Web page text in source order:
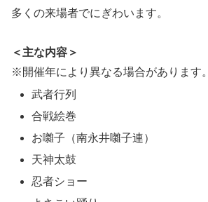
多くの来場者でにぎわいます。
＜主な内容＞
※開催年により異なる場合があります。
武者行列
合戦絵巻
お囃子（南永井囃子連）
天神太鼓
忍者ショー